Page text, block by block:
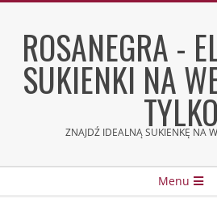
contentROSANEGRA -
SUKIENKI NA
TYLKO
ZNAJDŹ IDEALNĄ SUKIENKĘ NA
Menu